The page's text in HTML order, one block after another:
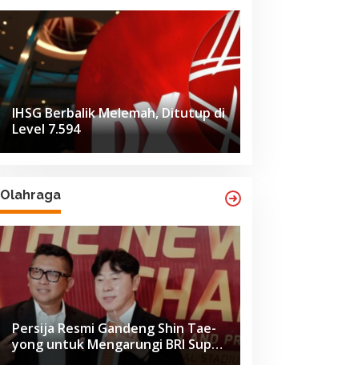
IHSG Berbalik Melemah, Ditutup di
Level 7.594
Olahraga
Persija Resmi Gandeng Shin Tae-
yong untuk Mengarungi BRI Super
League 2026-2027